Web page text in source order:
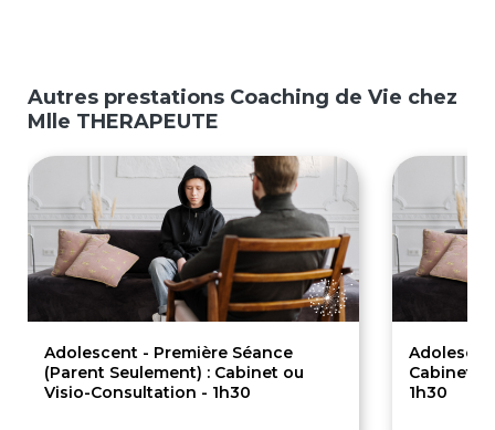
Autres prestations Coaching de Vie chez
Mlle THERAPEUTE
Adolescent - Première Séance
(Parent Seulement) : Cabinet ou
Visio-Consultation - 1h30
Cabinet
1h30